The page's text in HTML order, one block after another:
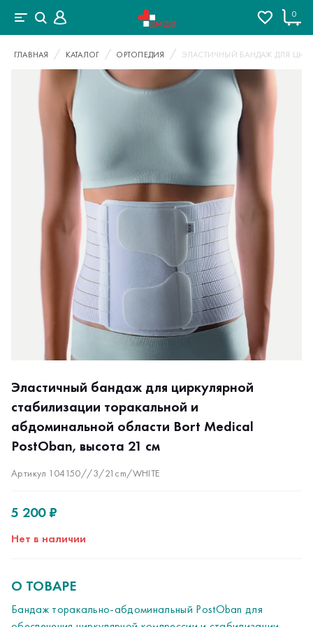
0
ГЛАВНАЯ КАТАЛОГ ОРТОПЕДИЯ ЭЛАСТИЧНЫЙ БАНДАЖ ДЛЯ
Эластичный бандаж для циркулярной
стабилизации торакальной и
абдоминальной области Bort Medical
PostOban, высота 21 см
Артикул 104150//3/21cm/WHITE
5 200 ₽
Нет в наличии
О ТОВАРЕ
Бандаж торакально-абдоминальный PostOban для